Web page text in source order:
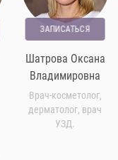
ЗАПИСАТЬСЯ
Шатрова Оксана
Владимировна
Врач-косметолог,
дерматолог, врач
УЗД.